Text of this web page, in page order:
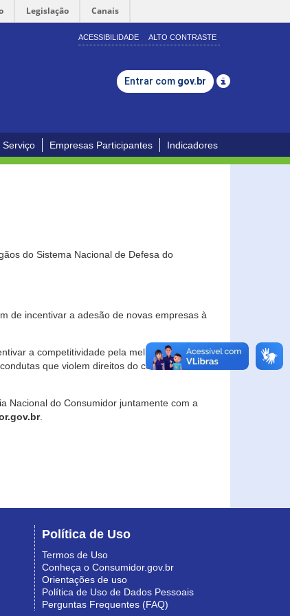
Legislação Canais
ACESSIBILIDADE ALTO CONTRASTE
Entrar com gov.br
Serviço Empresas Participantes Indicadores
do Sistema Nacional de Defesa do
de incentivar a adesão de novas empresas à
a competitividade pela melhoria da
que violem direitos do consumidor e
Nacional do Consumidor juntamente com a
.
Política de Uso
Termos de Uso
Conheça o Consumidor.gov.br
Orientações de uso
Política de Uso de Dados Pessoais
Perguntas Frequentes (FAQ)